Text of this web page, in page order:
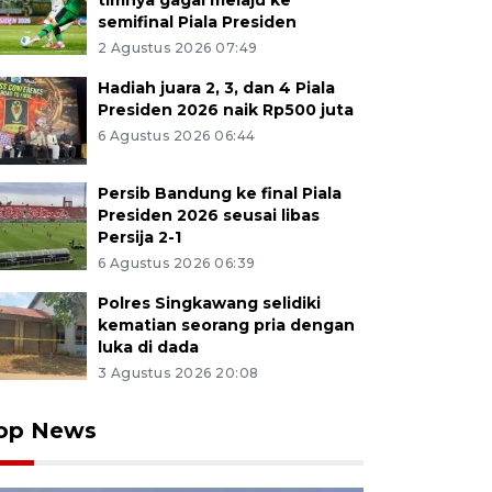
semifinal Piala Presiden
2 Agustus 2026 07:49
Hadiah juara 2, 3, dan 4 Piala
Presiden 2026 naik Rp500 juta
6 Agustus 2026 06:44
Persib Bandung ke final Piala
Presiden 2026 seusai libas
Persija 2-1
6 Agustus 2026 06:39
Polres Singkawang selidiki
kematian seorang pria dengan
luka di dada
3 Agustus 2026 20:08
News